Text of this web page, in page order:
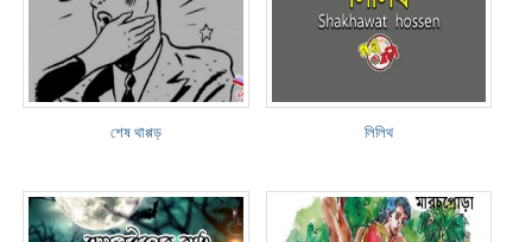
শেষ থাপ্পড় লিলিথ